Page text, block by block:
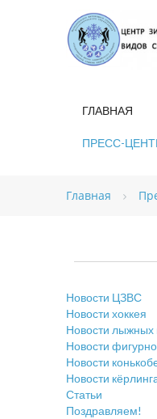
ГЛАВНАЯ
ПРЕСС-
Главная
Новости ЦЗВС
Новости хоккея
Новости лыжных
Новости
Новости
Новости
Статьи
Поздравляем!